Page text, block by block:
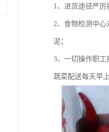
1、进货途径严厉
2、食物检测中
泥；
3、一切操作职工
蔬菜配送每天早